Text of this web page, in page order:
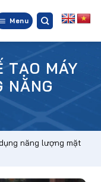
Menu
TẠO MÁY
NĂNG
năng lượng mặt